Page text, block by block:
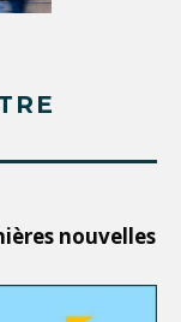
nouvelles